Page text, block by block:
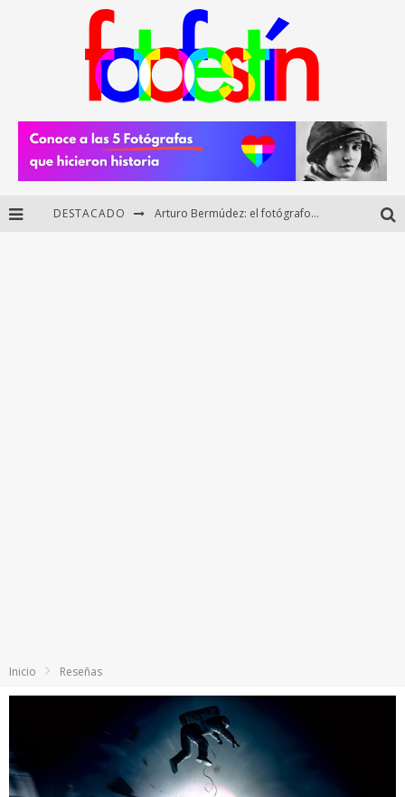
DESTACADO Arturo Bermúdez: el fotógrafo mexicano que brilló en los Premios HUAWEI XMAGE 2025
Inicio Reseñas